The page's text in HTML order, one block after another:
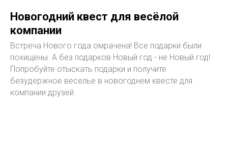
Новогодний квест для весёлой
компании
Встреча Нового года омрачена! Все подарки были
похищены. А без подарков Новый год - не Новый год!
Попробуйте отыскать подарки и получите
безудержное веселье в новогоднем квесте для
компании друзей.